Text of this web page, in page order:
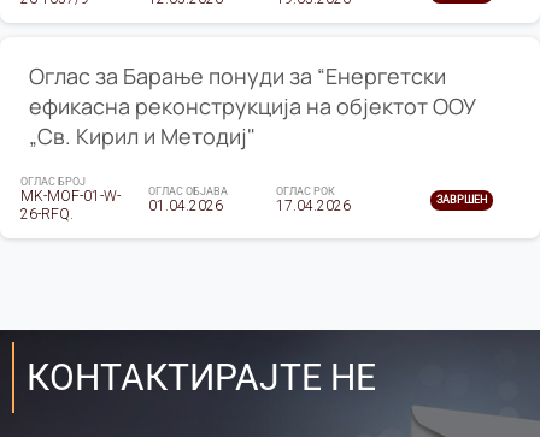
Оглас за Барање понуди за “Енергетски
ефикасна реконструкција на објектот ООУ
„Св. Кирил и Методиј"
ОГЛАС БРОЈ
MK-MOF-01-W-
26-RFQ.
ОГЛАС ОБЈАВА
01.04.2026
ОГЛАС РОК
17.04.2026 ЗАВРШЕН
КОНТАКТИРАЈТЕ НЕ